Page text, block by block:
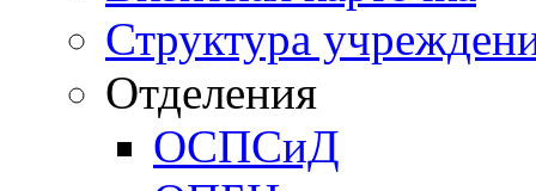
Структура
Отделения
ОСПСиД